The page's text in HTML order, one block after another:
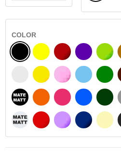
COLOR
NEGRO
BLANCO
NEGRO MATE
BLANCO MATE
AMARILLO
AMARILLO SENAL
NARANJA
ROJO
BURDEOS
ROSA
FUCSIA
LILA
MORADO
AZUL CIELO
AZUL
AZUL BEIGE